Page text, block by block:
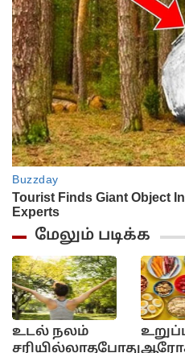
மேலும் படிக்க
உடல் நலம்
சரியில்லாதபோது